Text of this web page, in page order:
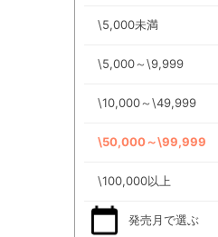
\5,000未満
\5,000～\9,999
\10,000～\49,999
\50,000～\99,999
\100,000以上
発売月で選ぶ